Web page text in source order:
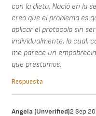
con la dieta. Nació en la
creo que el problema es
aplicar el protocolo sin
individualmente, lo cual,
me parece un
que prestamos.
Respuesta
Angela (unverified)2 Sep